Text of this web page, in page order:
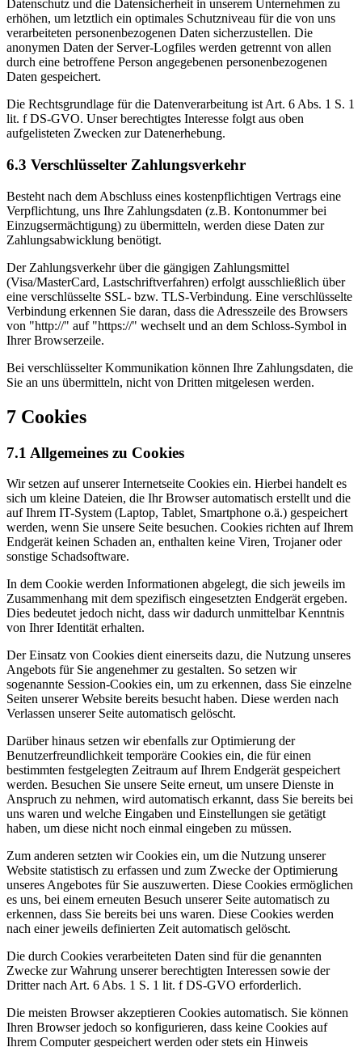
Datenschutz und die Datensicherheit in unserem Unternehmen zu
erhöhen, um letztlich ein optimales Schutzniveau für die von uns
verarbeiteten personenbezogenen Daten sicherzustellen. Die
anonymen Daten der Server-Logfiles werden getrennt von allen
durch eine betroffene Person angegebenen personenbezogenen
Daten gespeichert.
Die Rechtsgrundlage für die Datenverarbeitung ist Art. 6 Abs. 1 S. 1
lit. f DS-GVO. Unser berechtigtes Interesse folgt aus oben
aufgelisteten Zwecken zur Datenerhebung.
6.3 Verschlüsselter Zahlungsverkehr
Besteht nach dem Abschluss eines kostenpflichtigen Vertrags eine
Verpflichtung, uns Ihre Zahlungsdaten (z.B. Kontonummer bei
Einzugsermächtigung) zu übermitteln, werden diese Daten zur
Zahlungsabwicklung benötigt.
Der Zahlungsverkehr über die gängigen Zahlungsmittel
(Visa/MasterCard, Lastschriftverfahren) erfolgt ausschließlich über
eine verschlüsselte SSL- bzw. TLS-Verbindung. Eine verschlüsselte
Verbindung erkennen Sie daran, dass die Adresszeile des Browsers
von "http://" auf "https://" wechselt und an dem Schloss-Symbol in
Ihrer Browserzeile.
Bei verschlüsselter Kommunikation können Ihre Zahlungsdaten, die
Sie an uns übermitteln, nicht von Dritten mitgelesen werden.
7 Cookies
7.1 Allgemeines zu Cookies
Wir setzen auf unserer Internetseite Cookies ein. Hierbei handelt es
sich um kleine Dateien, die Ihr Browser automatisch erstellt und die
auf Ihrem IT-System (Laptop, Tablet, Smartphone o.ä.) gespeichert
werden, wenn Sie unsere Seite besuchen. Cookies richten auf Ihrem
Endgerät keinen Schaden an, enthalten keine Viren, Trojaner oder
sonstige Schadsoftware.
In dem Cookie werden Informationen abgelegt, die sich jeweils im
Zusammenhang mit dem spezifisch eingesetzten Endgerät ergeben.
Dies bedeutet jedoch nicht, dass wir dadurch unmittelbar Kenntnis
von Ihrer Identität erhalten.
Der Einsatz von Cookies dient einerseits dazu, die Nutzung unseres
Angebots für Sie angenehmer zu gestalten. So setzen wir
sogenannte Session-Cookies ein, um zu erkennen, dass Sie einzelne
Seiten unserer Website bereits besucht haben. Diese werden nach
Verlassen unserer Seite automatisch gelöscht.
Darüber hinaus setzen wir ebenfalls zur Optimierung der
Benutzerfreundlichkeit temporäre Cookies ein, die für einen
bestimmten festgelegten Zeitraum auf Ihrem Endgerät gespeichert
werden. Besuchen Sie unsere Seite erneut, um unsere Dienste in
Anspruch zu nehmen, wird automatisch erkannt, dass Sie bereits bei
uns waren und welche Eingaben und Einstellungen sie getätigt
haben, um diese nicht noch einmal eingeben zu müssen.
Zum anderen setzten wir Cookies ein, um die Nutzung unserer
Website statistisch zu erfassen und zum Zwecke der Optimierung
unseres Angebotes für Sie auszuwerten. Diese Cookies ermöglichen
es uns, bei einem erneuten Besuch unserer Seite automatisch zu
erkennen, dass Sie bereits bei uns waren. Diese Cookies werden
nach einer jeweils definierten Zeit automatisch gelöscht.
Die durch Cookies verarbeiteten Daten sind für die genannten
Zwecke zur Wahrung unserer berechtigten Interessen sowie der
Dritter nach Art. 6 Abs. 1 S. 1 lit. f DS-GVO erforderlich.
Die meisten Browser akzeptieren Cookies automatisch. Sie können
Ihren Browser jedoch so konfigurieren, dass keine Cookies auf
Ihrem Computer gespeichert werden oder stets ein Hinweis